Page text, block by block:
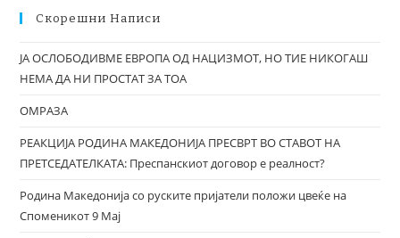
Скорешни Написи
ЈА ОСЛОБОДИВМЕ ЕВРОПА ОД НАЦИЗМОТ, НО ТИЕ НИКОГАШ
НЕМА ДА НИ ПРОСТАТ ЗА ТОА
ОМРАЗА
РЕАКЦИЈА РОДИНА МАКЕДОНИЈА ПРЕСВРТ ВО СТАВОТ НА
ПРЕТСЕДАТЕЛКАТА: Преспанскиот договор е реалност?
Родина Македонија со руските пријатели положи цвеќе на
Споменикот 9 Мај